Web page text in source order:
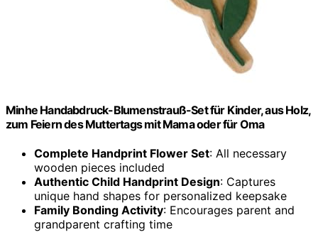
Minhe Handabdruck-Blumenstrauß-Set für Kinder, aus Holz,
zum Feiern des Muttertags mit Mama oder für Oma
Complete Handprint Flower Set: All necessary
wooden pieces included
Authentic Child Handprint Design: Captures
unique hand shapes for personalized keepsake
Family Bonding Activity: Encourages parent and
grandparent crafting time